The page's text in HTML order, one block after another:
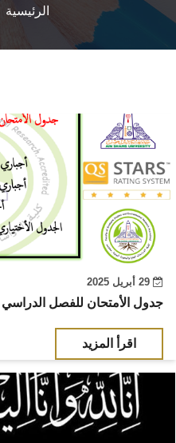
الرئيسية
جدول الأمتحان للفصل الدراسي الثاني
اقرأ المزيد